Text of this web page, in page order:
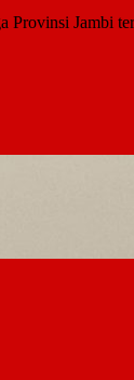
Provinsi Jambi